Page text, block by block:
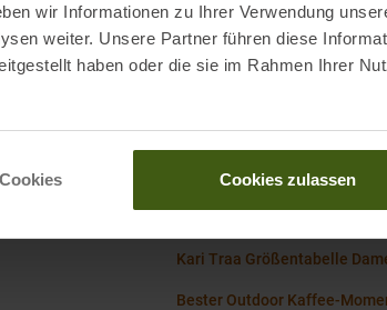
wir Informationen zu Ihrer Verwendung
weiter. Unsere Partner führen diese
haben oder die sie im Rahmen Ihrer
Cookies zulassen
Marke :
Nachhaltigkeit:
Original Farbbezeichnung:
Wissenswertes in
Kari Traa Größentabelle
Bester Outdoor Kaffee-